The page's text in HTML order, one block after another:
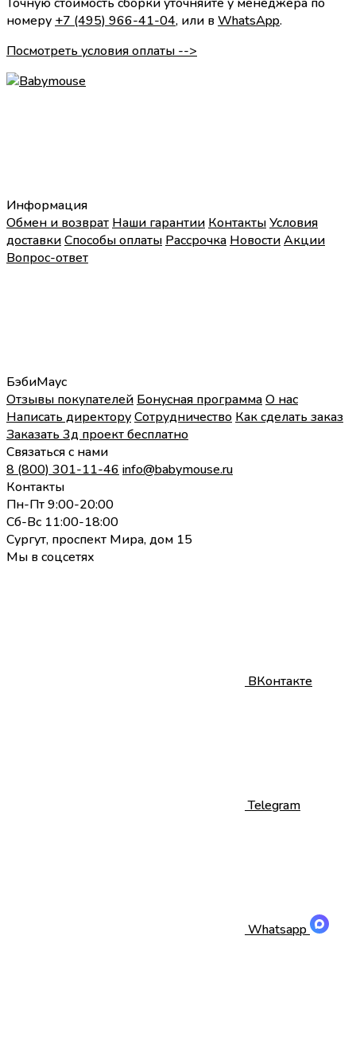
номеру +7 (495) 966-41-04, или вWhatsApp.
Посмотреть условия оплаты -->
Информация
Обмен и возврат Наши гарантии КонтактыУсловия
доставкиСпособы оплаты Рассрочка НовостиАкции
Вопрос-ответ
БэбиМаус
Отзывы покупателей Бонусная программаО нас
Написать директоруСотрудничество Как сделать заказ
Заказать 3д проект бесплатно
Связаться с нами
8 (800) 301-11-46 info@babymouse.ru
Контакты
Пн-Пт 9:00-20:00
Сб-Вс 11:00-18:00
Сургут, проспект Мира, дом 15
Мы в соцсетях
ВКонтакте
Telegram
Whatsapp